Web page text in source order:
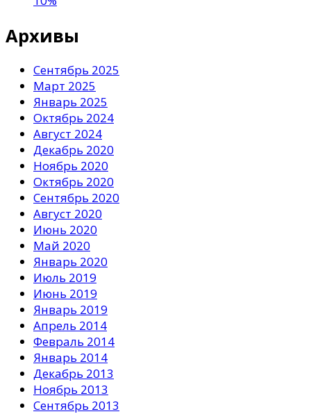
Архивы
Сентябрь 2025
Март 2025
Январь 2025
Октябрь 2024
Август 2024
Декабрь 2020
Ноябрь 2020
Октябрь 2020
Сентябрь 2020
Август 2020
Июнь 2020
Май 2020
Январь 2020
Июль 2019
Июнь 2019
Январь 2019
Апрель 2014
Февраль 2014
Январь 2014
Декабрь 2013
Ноябрь 2013
Сентябрь 2013